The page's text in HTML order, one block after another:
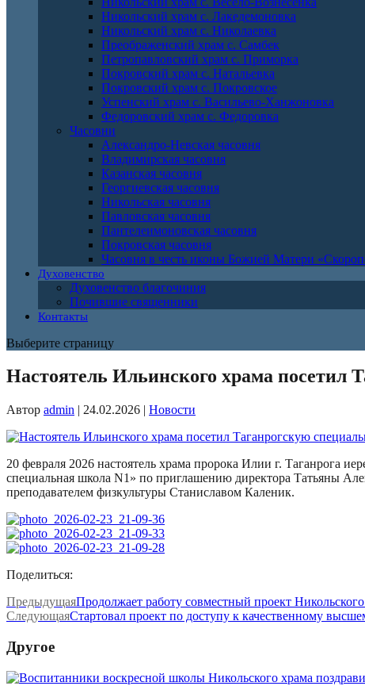
Никольский храм с. Лакедемоновка
Никольский храм с. Николаевка
Преображенский храм с. Самбек
Петропавловский храм с. Приморка
Покровский храм с. Натальевка
Покровский храм с. Покровское
Успенский храм с. Васильево-Ханжоновка
Федоровский храм с. Федоровка
Часовни
Александро-Невская часовня
Владимирская часовня
Казанская часовня
Георгиевская часовня
Никольская часовня
Павловская часовня
Пантелеимоновская часовня
Покровская часовня
Часовня в честь иконы Божией Матери
Духовенство
Духовенство благочиния
Почившие священники
Контакты
Выберите страницу
Настоятель Ильинского храма
Автор admin | 24.02.2026 | Новости
20 февраля 2026 настоятель храма пророка Илии г. Таганрога
специальная школа N1» по приглашению директора Татьяны
преподавателем физкультуры Станиславом Каленик.
Поделиться:
ПредыдущаяПродолжает работу совместный проект
СледующаяСтартовал проект по доступу к качественному
Другое